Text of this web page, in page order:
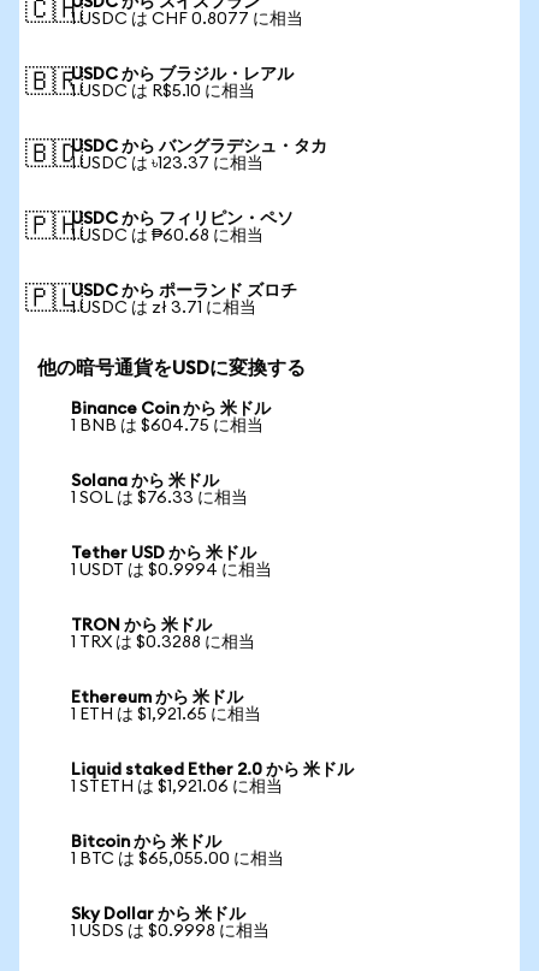
🇨🇭1 USDC は CHF 0.8077 に相当
🇧🇷USDC から ブラジル・レアル
1 USDC は R$5.10 に相当
🇧🇩USDC から バングラデシュ・タカ
1 USDC は ৳123.37 に相当
🇵🇭USDC から フィリピン・ペソ
1 USDC は ₱60.68 に相当
🇵🇱USDC から ポーランド ズロチ
1 USDC は zł 3.71 に相当
他の暗号通貨をUSDに変換する
Binance Coin から 米ドル
1 BNB は $604.75 に相当
Solana から 米ドル
1 SOL は $76.33 に相当
Tether USD から 米ドル
1 USDT は $0.9994 に相当
TRON から 米ドル
1 TRX は $0.3288 に相当
Ethereum から 米ドル
1 ETH は $1,921.65 に相当
Liquid staked Ether 2.0 から 米ドル
1 STETH は $1,921.06 に相当
Bitcoin から 米ドル
1 BTC は $65,055.00 に相当
Sky Dollar から 米ドル
1 USDS は $0.9998 に相当